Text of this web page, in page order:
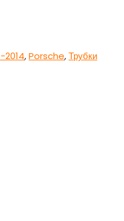
2014,Porsche,Трубки